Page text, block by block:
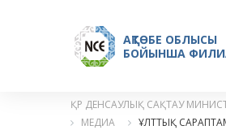
АҚТӨБЕ ОБЛЫСЫ
БОЙЫНША
ҚР ДЕНСАУЛЫҚ САҚТАУ
МЕДИА
ҰЛТТЫҚ